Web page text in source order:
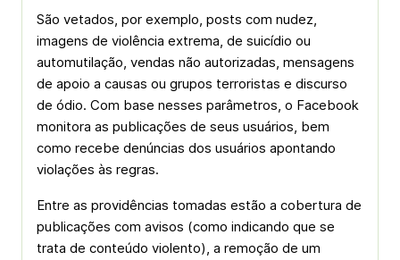
São vetados, por exemplo, posts com nudez,
imagens de violência extrema, de suicídio ou
automutilação, vendas não autorizadas, mensagens
de apoio a causas ou grupos terroristas e discurso
de ódio. Com base nesses parâmetros, o Facebook
monitora as publicações de seus usuários, bem
como recebe denúncias dos usuários apontando
violações às regras.
Entre as providências tomadas estão a cobertura de
publicações com avisos (como indicando que se
trata de conteúdo violento), a remoção de um